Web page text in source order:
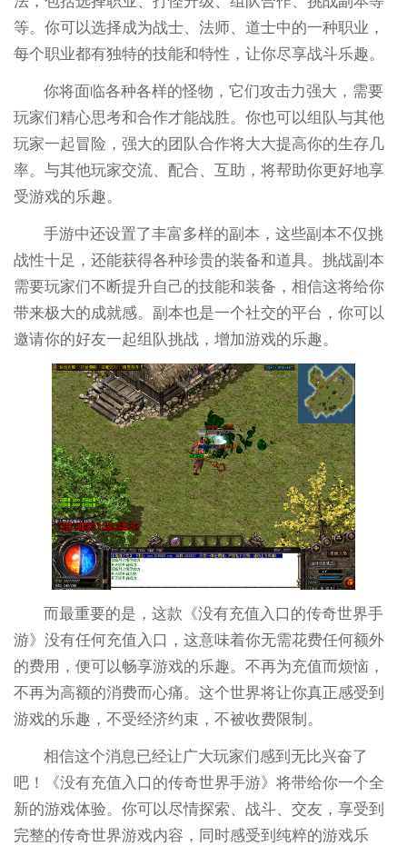
等。你可以选择成为战士、法师、道士中的一种职业，
每个职业都有独特的技能和特性，让你尽享战斗乐趣。
你将面临各种各样的怪物，它们攻击力强大，需要
玩家们精心思考和合作才能战胜。你也可以组队与其他
玩家一起冒险，强大的团队合作将大大提高你的生存几
率。与其他玩家交流、配合、互助，将帮助你更好地享
受游戏的乐趣。
手游中还设置了丰富多样的副本，这些副本不仅挑
战性十足，还能获得各种珍贵的装备和道具。挑战副本
需要玩家们不断提升自己的技能和装备，相信这将给你
带来极大的成就感。副本也是一个社交的平台，你可以
邀请你的好友一起组队挑战，增加游戏的乐趣。
而最重要的是，这款《没有充值入口的传奇世界手
游》没有任何充值入口，这意味着你无需花费任何额外
的费用，便可以畅享游戏的乐趣。不再为充值而烦恼，
不再为高额的消费而心痛。这个世界将让你真正感受到
游戏的乐趣，不受经济约束，不被收费限制。
相信这个消息已经让广大玩家们感到无比兴奋了
吧！《没有充值入口的传奇世界手游》将带给你一个全
新的游戏体验。你可以尽情探索、战斗、交友，享受到
完整的传奇世界游戏内容，同时感受到纯粹的游戏乐